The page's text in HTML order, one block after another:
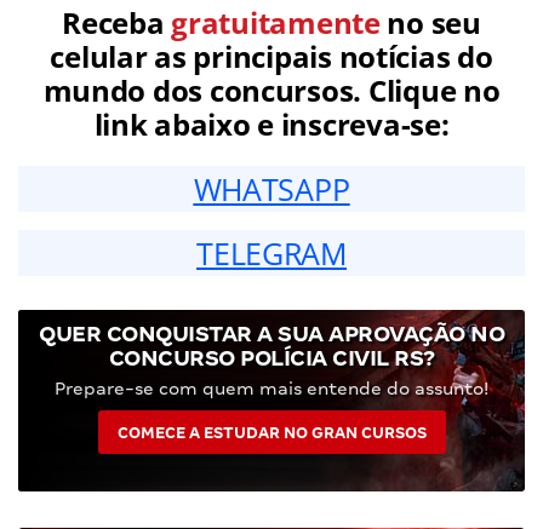
Receba gratuitamenteno seu
celular as principais notícias do
mundo dos concursos. Clique no
link abaixo e inscreva-se:
WHATSAPP
TELEGRAM
QUER CONQUISTAR A SUA APROVAÇÃO NO
CONCURSO POLÍCIA CIVIL RS?
Prepare-se com quem mais entende do assunto!
COMECE A ESTUDAR NO GRAN CURSOS